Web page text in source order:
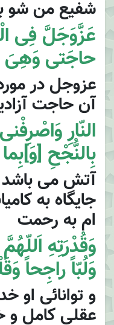
شفيع من شو
عَزَّوَجَلَّ فِى
حاجَتى وَهِىَ
عزوجل در
آن حاجت
النّارِ
بِالنُّجْحِ
آتش مى باشد
جايگاه به
ام به رحمت
وَقُدْرَتِهِ
وَلُبّاً راجِحاً
و توانائى او
عقلى كامل و